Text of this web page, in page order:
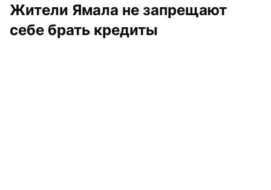
Жители Ямала не запрещают
себе брать кредиты